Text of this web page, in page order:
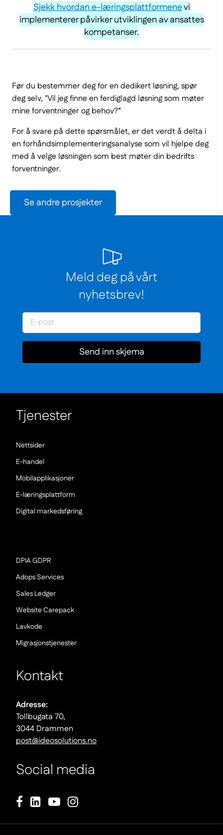
Sjekk hvordan e-læringsplattformenevi
implementerer påvirker utviklingen av ansattes
kompetanser.
Før du bestemmer deg for en dedikert løsning, spør
deg selv, "Vil jeg finne en ferdiglagd løsning som møter
mine forventninger og behov?”
For å svare på dette spørsmålet, er det verdt å delta i
en forhåndsimplementeringsanalyse som vil hjelpe deg
med å velge løsningen som best møter din bedrifts
forventninger.
Se andre prosjekter
Meld deg på vårt
nyhetsbrev!
Send inn skjema
Tjenester
Nettsider
E-handel
Mobilapplikasjoner
E-læringsplattform
Digital markedsføring
DPIA GDPR
Adops Services
Sales Ledger
Website Carepack
Lavkode
Migrasjonstjenester
Kontakt
Adresse:
Tollbugata 70,
3044 Drammen
post@ideosolutions.no
Social media